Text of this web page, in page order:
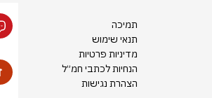
תמיכה
תנאי שימוש
מדיניות פרטיות
הנחיות לכתבי חמ״ל
הצהרת נגישות